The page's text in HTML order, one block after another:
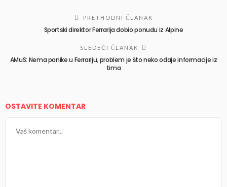
PRETHODNI ČLANAK
Sportski direktor Ferrarija dobio ponudu iz Alpine
SLEDEĆI ČLANAK
AMuS: Nema panike u Ferrariju, problem je što neko odaje informacije iz
tima
OSTAVITE KOMENTAR